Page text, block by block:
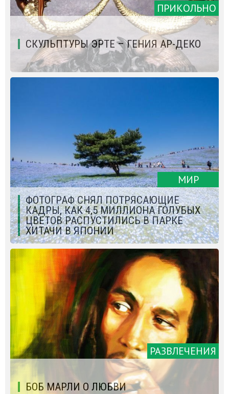
ПРИКОЛЬНО
СКУЛЬПТУРЫ ЭРТЕ – ГЕНИЯ АР-ДЕКО
МИР
ФОТОГРАФ СНЯЛ ПОТРЯСАЮЩИЕ
КАДРЫ, КАК 4,5 МИЛЛИОНА ГОЛУБЫХ
ЦВЕТОВ РАСПУСТИЛИСЬ В ПАРКЕ
ХИТАЧИ В ЯПОНИИ
РАЗВЛЕЧЕНИЯ
БОБ МАРЛИ О ЛЮБВИ